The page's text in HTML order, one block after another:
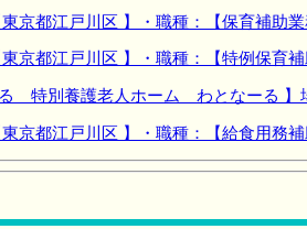
京都江戸川区 】・職種：【保育補助
京都江戸川区 】・職種：【特例保育補
特別養護老人ホーム わとなーる 】
京都江戸川区 】・職種：【給食用務補